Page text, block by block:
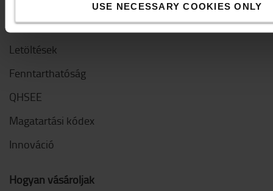
USE NECESSARY COOKIES ONLY
Miért vásároljunk Toyotát
Letöltések
Fenntarthatóság
QHSEE
Magatartási kódex
Innováció
Hogyan vásároljak